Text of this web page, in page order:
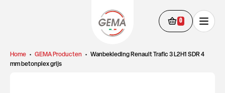
0
Home • GEMA Producten • Wanbekleding Renault Trafic 3 L2H1 SDR 4
mm betonplex grijs